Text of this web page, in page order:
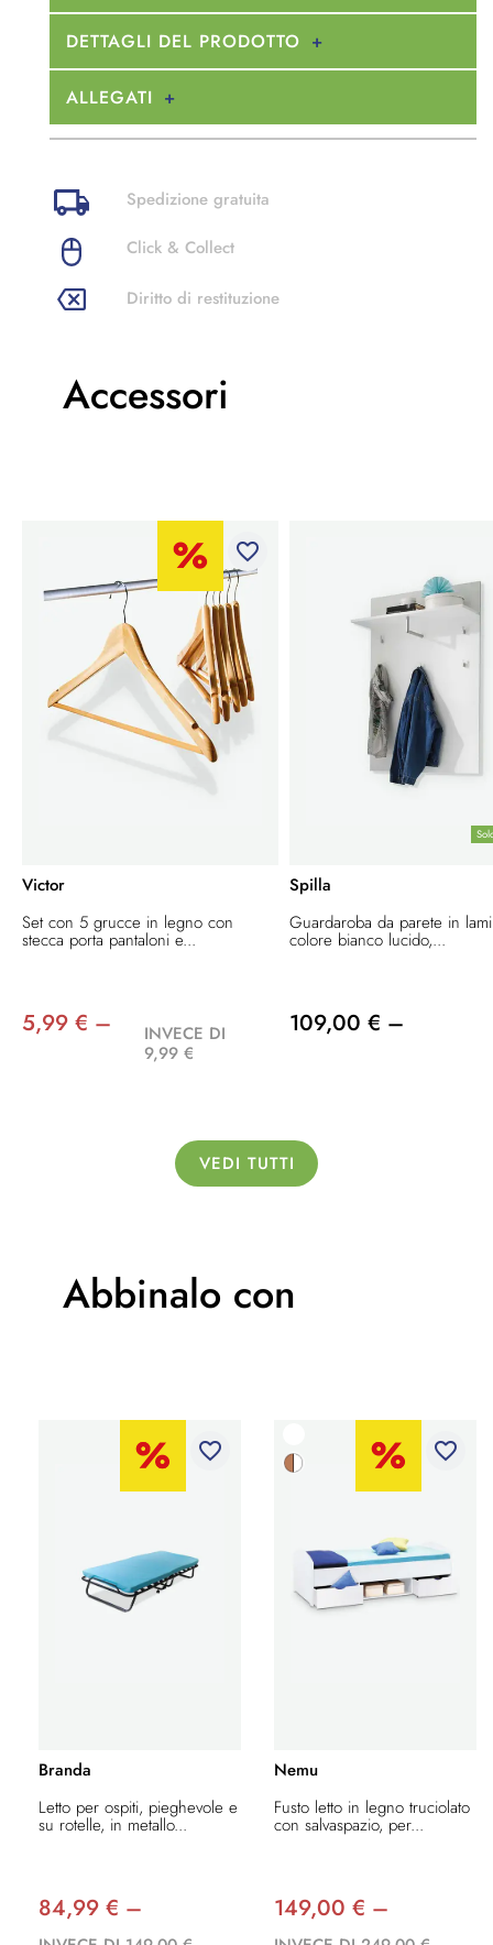
DETTAGLI DEL PRODOTTO
ALLEGATI
Spedizione gratuita
Click & Collect
Diritto di restituzione
Accessori
favorite_border
Victor
Set con 5 grucce in legno con
stecca porta pantaloni e...
5,99 € –
INVECE DI
9,99 €
Spilla
Guardaroba da parete in
colore bianco lucido,...
109,00 € –
VEDI TUTTI
Abbinalo con
favorite_border
Branda
Letto per ospiti, pieghevole e
su rotelle, in metallo...
84,99 € –
favorite_border
Nemu
Fusto letto in legno truciolato
con salvaspazio, per...
149,00 € –